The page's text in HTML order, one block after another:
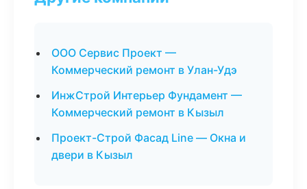
ООО Сервис Проект —
Коммерческий ремонт в Улан-Удэ
ИнжСтрой Интерьер Фундамент —
Коммерческий ремонт в Кызыл
Проект-Строй Фасад Line — Окна и
двери в Кызыл